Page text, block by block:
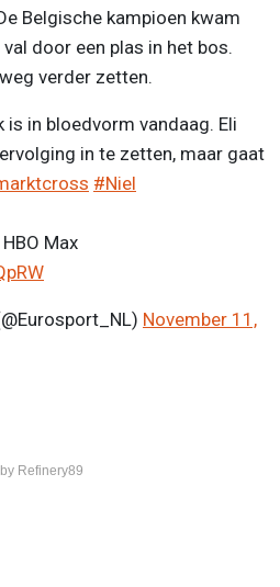
Belgische kampioen kwam
door een plas in het bos.
verder zetten.
in bloedvorm vandaag. Eli
in te zetten, maar gaat
#Niel
Max
November 11,
Refinery89